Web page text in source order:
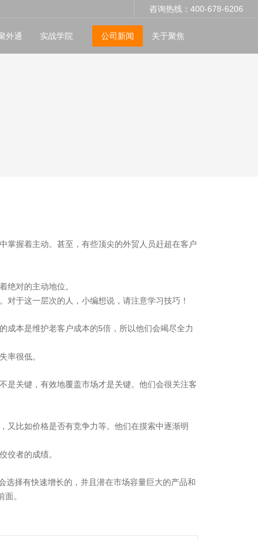
咨询热线：400-678-6206
外通 实战学院 公司新闻 关于聚焦
掌握着主动。甚至，有些顶尖的外贸人员赶超在客户
绝对的主动地位。
于这一层次的人，小编想说，请注意学习技巧！
成本是维护老客户成本的5倍，所以他们会竭尽全力
率很低。
是关键，有效地覆盖市场才是关键。他们会很关注客
又比如价格是否有竞争力等。他们在摸索中逐渐明
佼者的成绩。
选择有快速增长的，并且潜在市场容量巨大的产品和
。
术领域，
越 多企业的首选。